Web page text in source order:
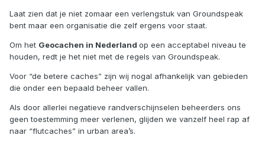
Laat zien dat je niet zomaar een verlengstuk van Groundspeak
bent maar een organisatie die zelf ergens voor staat.
Om het Geocachen in Nederland op een acceptabel niveau te
houden, redt je het niet met de regels van Groundspeak.
Voor “de betere caches” zijn wij nogal afhankelijk van gebieden
die onder een bepaald beheer vallen.
Als door allerlei negatieve randverschijnselen beheerders ons
geen toestemming meer verlenen, glijden we vanzelf heel rap af
naar “flutcaches” in urban area’s.